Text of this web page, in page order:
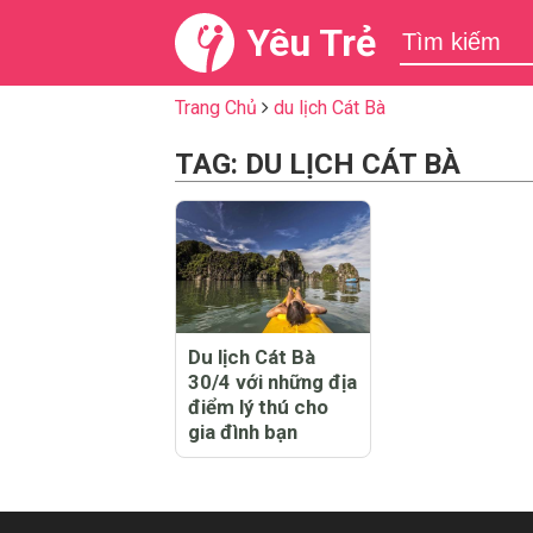
Yêu Trẻ
Trang Chủ du lịch Cát Bà
TAG: DU LỊCH CÁT BÀ
Du lịch Cát Bà
30/4 với những địa
điểm lý thú cho
gia đình bạn